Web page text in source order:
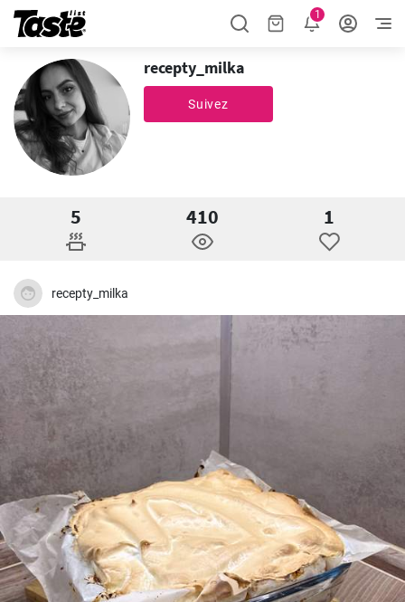
1
recepty_milka
Suivez
5 410 1
recepty_milka